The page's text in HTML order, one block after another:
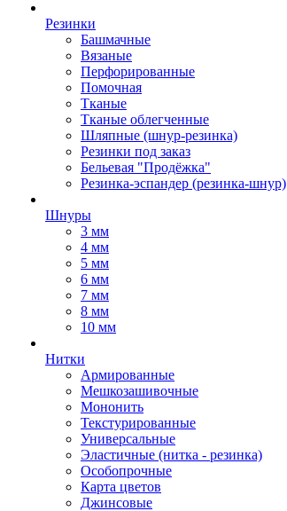
Резинки
Башмачные
Вязаные
Перфорированные
Помочная
Тканые
Тканые облегченные
Шляпные (шнур-резинка)
Резинки под заказ
Бельевая "Продёжка"
Резинка-эспандер (резинка-шнур)
Шнуры
3 мм
4 мм
5 мм
6 мм
7 мм
8 мм
10 мм
Нитки
Армированные
Мешкозашивочные
Мононить
Текстурированные
Универсальные
Эластичные (нитка - резинка)
Особопрочные
Карта цветов
Джинсовые